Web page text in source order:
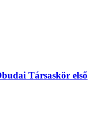
Társaskör első